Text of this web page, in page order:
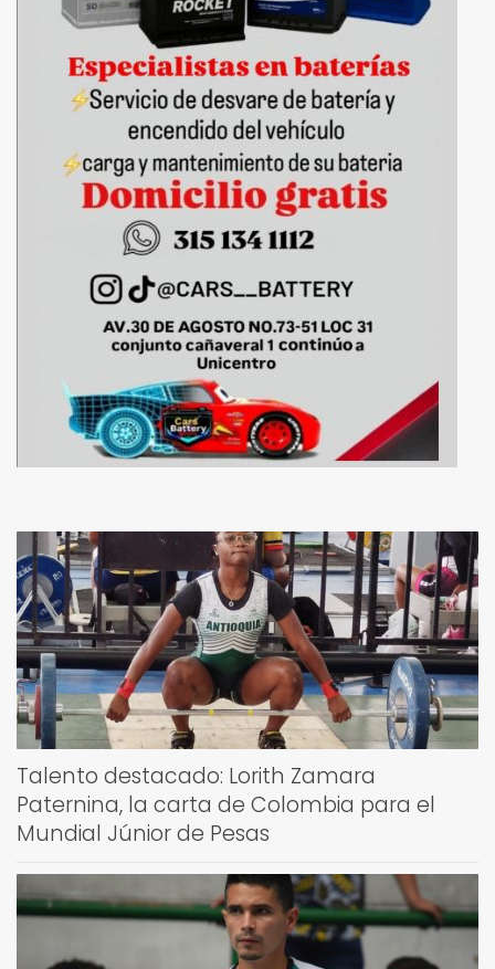
Talento destacado: Lorith Zamara
Paternina, la carta de Colombia para el
Mundial Júnior de Pesas